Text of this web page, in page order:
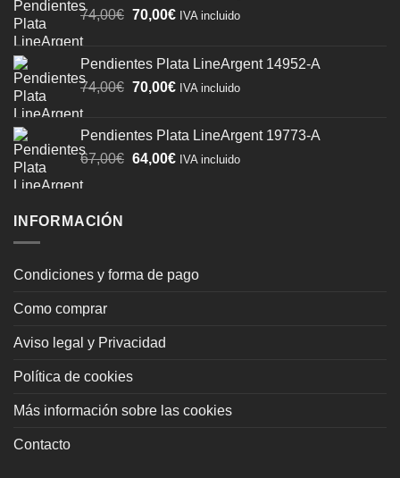
74,00€ El
era:
74,00€.
70,00€El
es:
70,00€.
IVA incluido
Pendientes Plata LineArgent 14952-A
74,00€ El
era:
74,00€.
70,00€El
es:
70,00€.
IVA incluido
Pendientes Plata LineArgent 19773-A
67,00€ El
64,00€ElIVA incluido
INFORMACIÓN
Condiciones y forma de pago
Como comprar
Aviso legal y Privacidad
Política de cookies
Más información sobre las cookies
Contacto